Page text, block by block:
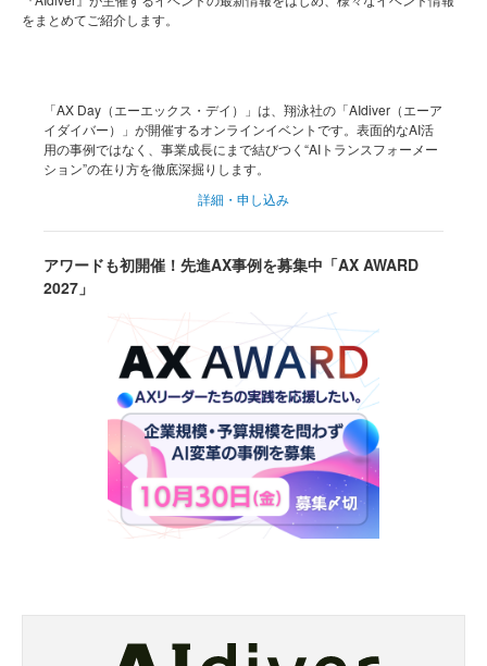
をまとめてご紹介します。
「AX Day（エーエックス・デイ）」は、翔泳社の「AIdiver（エーア
イダイバー）」が開催するオンラインイベントです。表面的なAI活
用の事例ではなく、事業成長にまで結びつく“AIトランスフォーメー
ション”の在り方を徹底深掘りします。
詳細・申し込み
アワードも初開催！先進AX事例を募集中「AX AWARD
2027」